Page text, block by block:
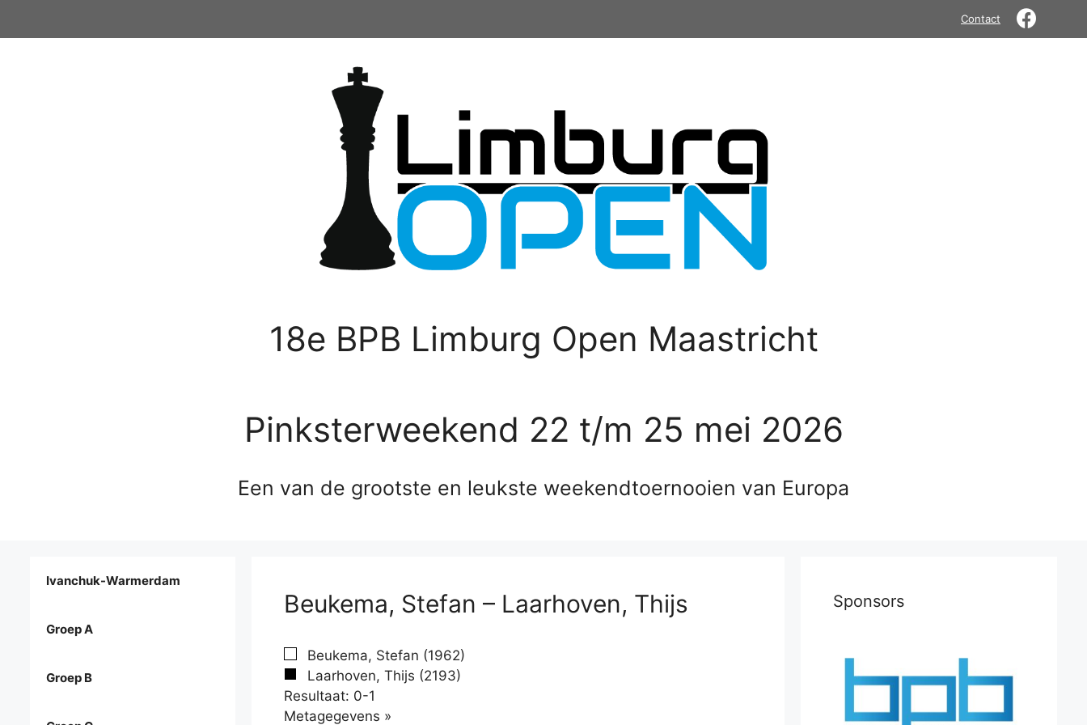
Contact
18e BPB Limburg Open Maastricht
Pinksterweekend 22 t/m 25 mei 2026
Een van de grootste en leukste weekendtoernooien van Europa
Beukema, Stefan – Laarhoven, Thijs
Beukema, Stefan (1962)
Laarhoven, Thijs (2193)
Resultaat: 0-1
Metagegevens »
Ivanchuk-Warmerdam
Groep A
Groep B
Sponsors